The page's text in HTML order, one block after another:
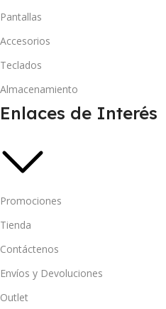
Pantallas
Accesorios
Teclados
Almacenamiento
Enlaces de Interés
Promociones
Tienda
Contáctenos
Envíos y Devoluciones
Outlet